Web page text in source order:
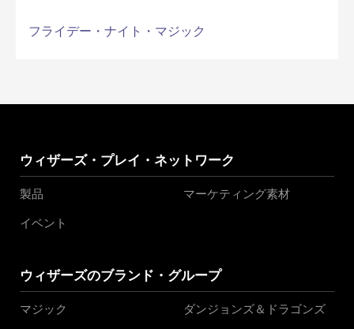
フライデー・ナイト・マジック
ウィザーズ・プレイ・ネットワーク
製品
マーケティング素材
イベント
ウィザーズのブランド・グループ
マジック
ダンジョンズ＆ドラゴンズ